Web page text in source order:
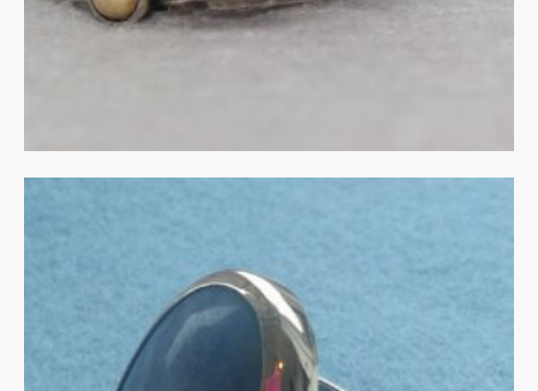
IN WINKELMAND
Aventurijn in zilver